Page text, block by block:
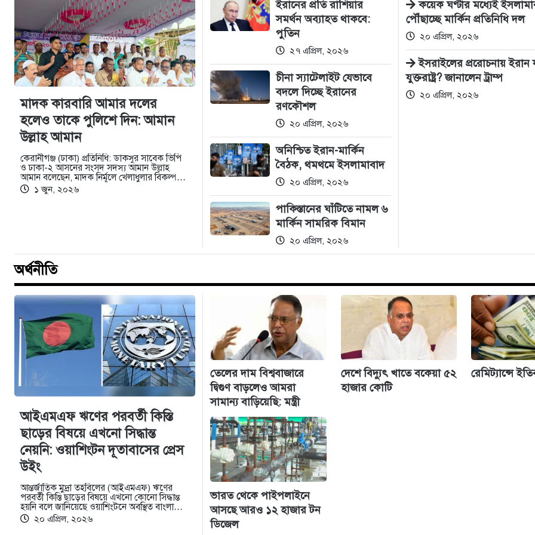
মাদক কারবারি আমার দলের
হলেও তাকে পুলিশে দিন: আমান
উল্লাহ আমান
কেরানীগঞ্জ (ঢাকা) প্রতিনিধি: ডাকসুর সাবেক ভিপি
ও ঢাকা-২ আসনের সংসদ সদস্য আমান উল্লাহ
আমান বলেছেন, মাদক নির্মূলে খেলাধুলার বিকল্প
নেই।…১ জুন, ২০২৬
ইরানের প্রতি রাশিয়ার
সমর্থন অব্যাহত থাকবে:
পুতিন
২৭ এপ্রিল, ২০২৬
চীনা স্যাটেলাইট যেভাবে
বদলে দিচ্ছে ইরানের
রণকৌশল
২০ এপ্রিল, ২০২৬
অনিশ্চিত ইরান-মার্কিন
বৈঠক, থমথমে ইসলামাবাদ
২০ এপ্রিল, ২০২৬
পাকিস্তানের ঘাঁটিতে নামল ৬
মার্কিন সামরিক বিমান
২০ এপ্রিল, ২০২৬
কয়েক ঘণ্টার মধ্যেই
পৌঁছাচ্ছে মার্কিন প্রতিনিধি দল
২০ এপ্রিল, ২০২৬
ইসরাইলের প্ররোচনায় ইরান
যুক্তরাষ্ট্র? জানালেন ট্রাম্প
২০ এপ্রিল, ২০২৬
অর্থনীতি
আইএমএফ ঋণের পরবর্তী কিস্তি
ছাড়ের বিষয়ে এখনো সিদ্ধান্ত
নেয়নি: ওয়াশিংটন দূতাবাসের প্রেস
উইং
আন্তর্জাতিক মুদ্রা তহবিলের (আইএমএফ) ঋণের
পরবর্তী কিস্তি ছাড়ের বিষয়ে এখনো কোনো সিদ্ধান্ত
হয়নি বলে জানিয়েছে ওয়াশিংটনে অবস্থিত বাংলাদেশ
দূতাবাসের প্রেস…
২০ এপ্রিল, ২০২৬
তেলের দাম বিশ্ববাজারে
দ্বিগুণ বাড়লেও আমরা
সামান্য বাড়িয়েছি: মন্ত্রী
দেশে বিদ্যুৎ খাতে বকেয়া ৫২
হাজার কোটি
রেমিট্যান্সে
ভারত থেকে পাইপলাইনে
আসছে আরও ১২ হাজার টন
ডিজেল